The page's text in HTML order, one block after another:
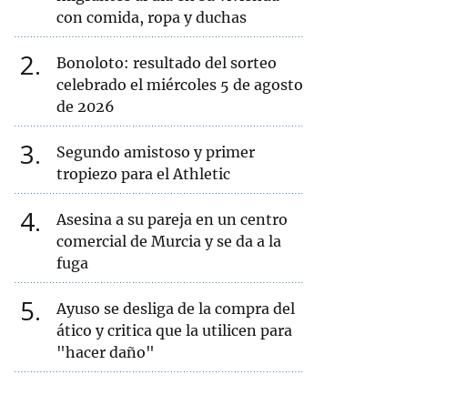
con comida, ropa y duchas
2
Bonoloto: resultado del sorteo
celebrado el miércoles 5 de agosto
de 2026
3
Segundo amistoso y primer
tropiezo para el Athletic
4
Asesina a su pareja en un centro
comercial de Murcia y se da a la
fuga
5
Ayuso se desliga de la compra del
ático y critica que la utilicen para
"hacer daño"